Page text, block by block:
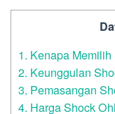
1. Kenapa
2. Keunggulan
3. Pemasangan
4. Harga Shock